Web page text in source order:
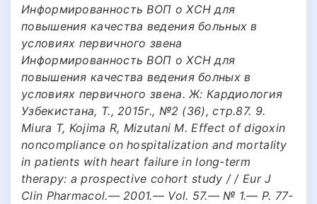
Информированность ВОП о ХСН для
повышения качества ведения больных в
условиях первичного звена
Информированность ВОП о ХСН для
повышения качества ведения болных в
условиях первичного звена. Ж: Кардиология
Узбекистана, Т., 2015г., №2 (36), стр.87. 9.
Miura T, Kojima R, Mizutani M. Effect of digoxin
noncompliance on hospitalization and mortality
in patients with heart failure in long-term
therapy: a prospective cohort study / / Eur J
Clin Pharmacol.— 2001.— Vol. 57.— № 1.— Р. 77-